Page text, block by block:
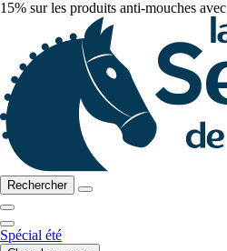
15% sur les produits anti-mouches
Rechercher
Spécial été